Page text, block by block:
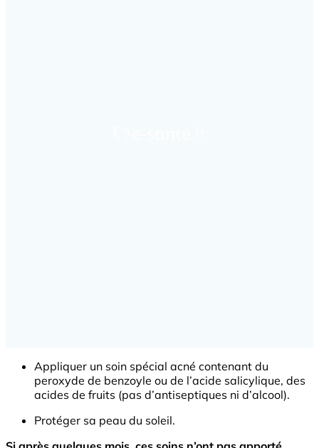
Appliquer un soin spécial acné contenant du
peroxyde de benzoyle ou de l’acide salicylique, des
acides de fruits (pas d’antiseptiques ni d’alcool).
Protéger sa peau du soleil.